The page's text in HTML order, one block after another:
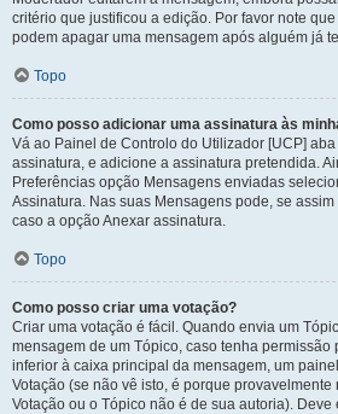
critério que justificou a edição. Por favor note
podem apagar uma mensagem após alguém já
Topo
Como posso adicionar uma assinatura às
Vá ao Painel de Controlo do Utilizador [UCP]
assinatura, e adicione a assinatura pretendida.
Preferências opção Mensagens enviadas
Assinatura. Nas suas Mensagens pode, se
caso a opção Anexar assinatura.
Topo
Como posso criar uma votação?
Criar uma votação é fácil. Quando envia um
mensagem de um Tópico, caso tenha permissão
inferior à caixa principal da mensagem, um
Votação (se não vê isto, é porque
Votação ou o Tópico não é de sua autoria).